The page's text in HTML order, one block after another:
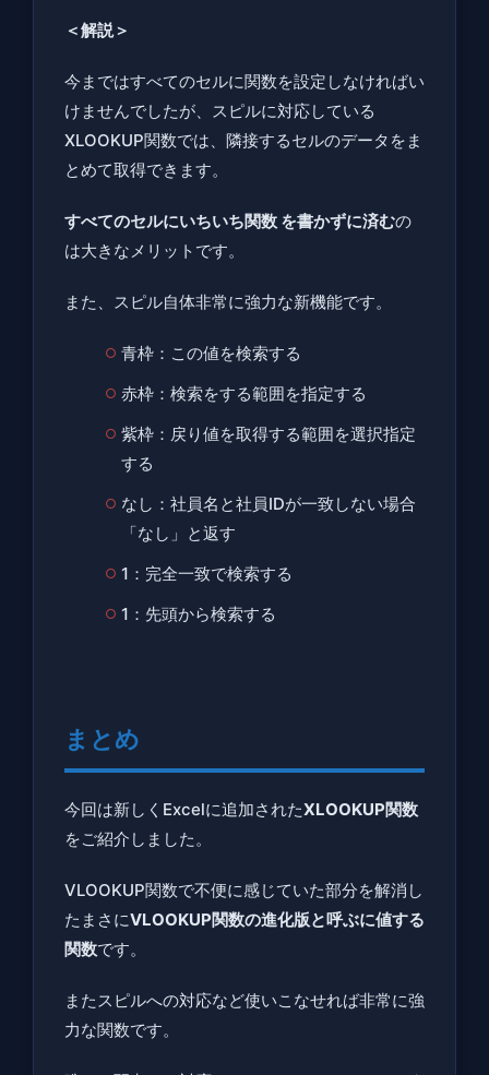
＜解説＞
今まではすべてのセルに関数を設定しなければい
けませんでしたが、スピルに対応している
XLOOKUP関数では、隣接するセルのデータをま
とめて取得できます。
すべてのセルにいちいち関数 を書かずに済むの
は大きなメリットです。
また、スピル自体非常に強力な新機能です。
青枠：この値を検索する
赤枠：検索をする範囲を指定する
紫枠：戻り値を取得する範囲を選択指定
する
なし：社員名と社員IDが一致しない場合
「なし」と返す
1：完全一致で検索する
1：先頭から検索する
まとめ
今回は新しくExcelに追加されたXLOOKUP関数
をご紹介しました。
VLOOKUP関数で不便に感じていた部分を解消し
たまさにVLOOKUP関数の進化版と呼ぶに値する
関数です。
またスピルへの対応など使いこなせれば非常に強
力な関数です。